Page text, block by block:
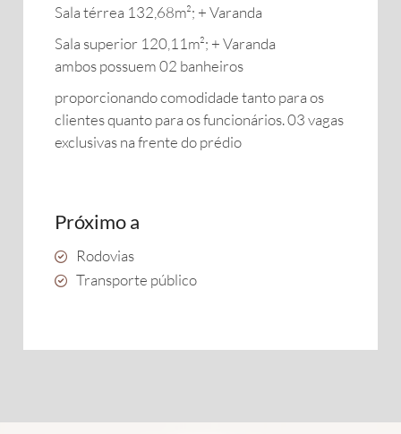
Sala térrea 132,68m²; + Varanda
Sala superior 120,11m²; + Varanda
ambos possuem 02 banheiros
proporcionando comodidade tanto para os
clientes quanto para os funcionários. 03 vagas
exclusivas na frente do prédio
Próximo a
Rodovias
Transporte público